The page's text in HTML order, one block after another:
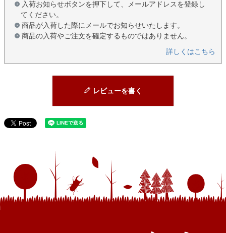
入荷お知らせボタンを押下して、メールアドレスを登録し
てください。
商品が入荷した際にメールでお知らせいたします。
商品の入荷やご注文を確定するものではありません。
詳しくはこちら
レビューを書く